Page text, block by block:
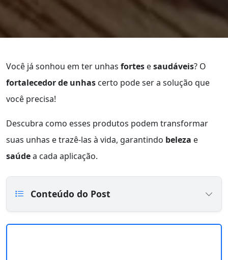
Você já sonhou em ter unhas fortes esaudáveis? O
fortalecedor de unhas certo pode ser a solução que
você precisa!
Descubra como esses produtos podem transformar
suas unhas e trazê-las à vida, garantindo beleza e
saúdea cada aplicação.
Conteúdo do Post